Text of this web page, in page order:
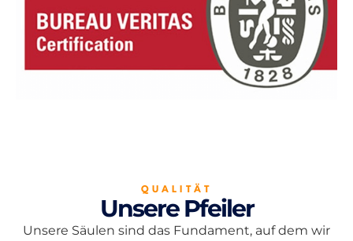
QUALITÄT
Unsere Pfeiler
Unsere Säulen sind das Fundament, auf dem wir